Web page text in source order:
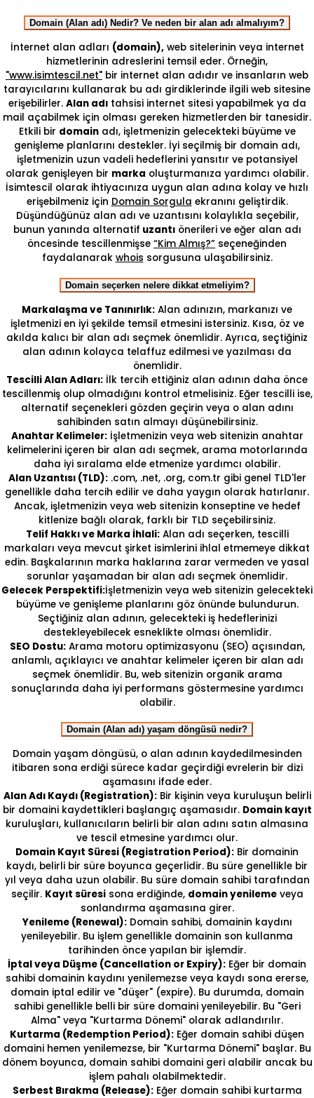
Domain (Alan adı) Nedir? Ve neden bir alan adı almalıyım?
İnternet alan adları (domain),web sitelerinin veya internet
hizmetlerinin adreslerini temsil eder. Örneğin,
"www.isimtescil.net" bir internet alan adıdır ve insanların web
tarayıcılarını kullanarak bu adı girdiklerinde ilgili web sitesine
erişebilirler. Alan adıtahsisi internet sitesi yapabilmek ya da
mail açabilmek için olması gereken hizmetlerden bir tanesidir.
Etkili bir domainadı, işletmenizin gelecekteki büyüme ve
genişleme planlarını destekler. İyi seçilmiş bir domain adı,
işletmenizin uzun vadeli hedeflerini yansıtır ve potansiyel
olarak genişleyen bir marka oluşturmanıza yardımcı olabilir.
İsimtescil olarak ihtiyacınıza uygun alan adına kolay ve hızlı
erişebilmeniz için Domain Sorgula ekranını geliştirdik.
Düşündüğünüz alan adı ve uzantısını kolaylıkla seçebilir,
bunun yanında alternatif uzantıönerileri ve eğer alan adı
öncesinde tescillenmişse “Kim Almış?” seçeneğinden
faydalanarak whois sorgusuna ulaşabilirsiniz.
Domain seçerken nelere dikkat etmeliyim?
Markalaşma ve Tanınırlık: Alan adınızın, markanızı ve
işletmenizi en iyi şekilde temsil etmesini istersiniz. Kısa, öz ve
akılda kalıcı bir alan adı seçmek önemlidir. Ayrıca, seçtiğiniz
alan adının kolayca telaffuz edilmesi ve yazılması da
önemlidir.
Tescilli Alan Adları: İlk tercih ettiğiniz alan adının daha önce
tescillenmiş olup olmadığını kontrol etmelisiniz. Eğer tescilli ise,
alternatif seçenekleri gözden geçirin veya o alan adını
sahibinden satın almayı düşünebilirsiniz.
Anahtar Kelimeler:İşletmenizin veya web sitenizin anahtar
kelimelerini içeren bir alan adı seçmek, arama motorlarında
daha iyi sıralama elde etmenize yardımcı olabilir.
Alan Uzantısı (TLD):.com, .net, .org, com.tr gibi genel TLD'ler
genellikle daha tercih edilir ve daha yaygın olarak hatırlanır.
Ancak, işletmenizin veya web sitenizin konseptine ve hedef
kitlenize bağlı olarak, farklı bir TLD seçebilirsiniz.
Telif Hakkı ve Marka İhlali:Alan adı seçerken, tescilli
markaları veya mevcut şirket isimlerini ihlal etmemeye dikkat
edin. Başkalarının marka haklarına zarar vermeden ve yasal
sorunlar yaşamadan bir alan adı seçmek önemlidir.
Gelecek Perspektifi:İşletmenizin veya web sitenizin gelecekteki
büyüme ve genişleme planlarını göz önünde bulundurun.
Seçtiğiniz alan adının, gelecekteki iş hedeflerinizi
destekleyebilecek esneklikte olması önemlidir.
SEO Dostu:Arama motoru optimizasyonu (SEO) açısından,
anlamlı, açıklayıcı ve anahtar kelimeler içeren bir alan adı
seçmek önemlidir. Bu, web sitenizin organik arama
sonuçlarında daha iyi performans göstermesine yardımcı
olabilir.
Domain (Alan adı) yaşam döngüsü nedir?
Domain yaşam döngüsü, o alan adının kaydedilmesinden
itibaren sona erdiği sürece kadar geçirdiği evrelerin bir dizi
aşamasını ifade eder.
Alan Adı Kaydı (Registration):Bir kişinin veya kuruluşun belirli
bir domaini kaydettikleri başlangıç aşamasıdır. Domain kayıt
kuruluşları, kullanıcıların belirli bir alan adını satın almasına
ve tescil etmesine yardımcı olur.
Domain Kayıt Süresi (Registration Period): Bir domainin
kaydı, belirli bir süre boyunca geçerlidir. Bu süre genellikle bir
yıl veya daha uzun olabilir. Bu süre domain sahibi tarafından
seçilir. Kayıt süresisona erdiğinde, domain yenilemeveya
sonlandırma aşamasına girer.
Yenileme (Renewal):Domain sahibi, domainin kaydını
yenileyebilir. Bu işlem genellikle domainin son kullanma
tarihinden önce yapılan bir işlemdir.
İptal veya Düşme (Cancellation or Expiry): Eğer bir domain
sahibi domainin kaydını yenilemezse veya kaydı sona ererse,
domain iptal edilir ve "düşer" (expire). Bu durumda, domain
sahibi genellikle belli bir süre domaini yenileyebilir. Bu "Geri
Alma" veya "Kurtarma Dönemi" olarak adlandırılır.
Kurtarma (Redemption Period): Eğer domain sahibi düşen
domaini hemen yenilemezse, bir "Kurtarma Dönemi" başlar. Bu
dönem boyunca, domain sahibi domaini geri alabilir ancak bu
işlem pahalı olabilmektedir.
Serbest Bırakma (Release):Eğer domain sahibi kurtarma